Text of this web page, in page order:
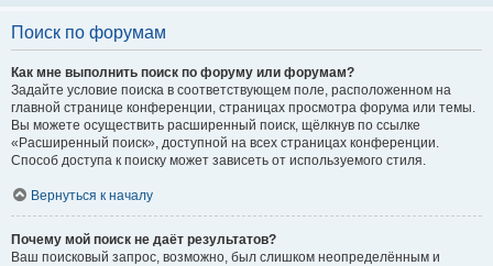
Поиск по форумам
Как мне выполнить поиск по форуму или форумам?
Задайте условие поиска в соответствующем поле, расположенном на
главной странице конференции, страницах просмотра форума или темы.
Вы можете осуществить расширенный поиск, щёлкнув по ссылке
«Расширенный поиск», доступной на всех страницах конференции.
Способ доступа к поиску может зависеть от используемого стиля.
Вернуться к началу
Почему мой поиск не даёт результатов?
Ваш поисковый запрос, возможно, был слишком неопределённым и